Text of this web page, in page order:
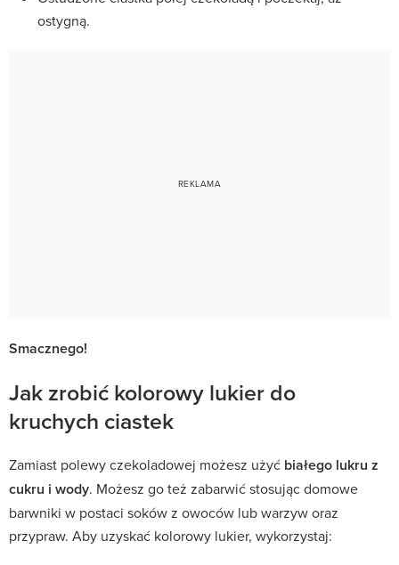
ostygną.
Smacznego!
Jak zrobić kolorowy lukier do
kruchych ciastek
Zamiast polewy czekoladowej możesz użyć białego lukru z
cukru i wody. Możesz go też zabarwić stosując domowe
barwniki w postaci soków z owoców lub warzyw oraz
przypraw. Aby uzyskać kolorowy lukier, wykorzystaj: